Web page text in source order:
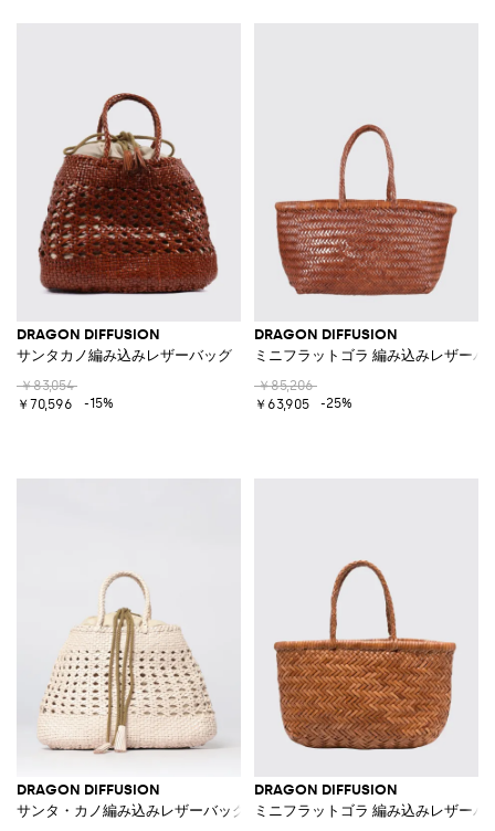
DRAGON DIFFUSION
サンタカノ編み込みレザーバッグ
￥83,054
￥70,596
-15%
DRAGON DIFFUSION
ミニフラットゴラ 編み込みレザーバ
￥85,206
￥63,905
-25%
DRAGON DIFFUSION
サンタ・カノ編み込みレザーバッグ
DRAGON DIFFUSION
ミニフラットゴラ 編み込みレザーバ